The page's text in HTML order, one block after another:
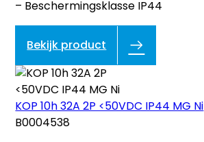
– Beschermingsklasse IP44
Bekijk product
KOP 10h 32A 2P <50VDC IP44 MG Ni
B0004538